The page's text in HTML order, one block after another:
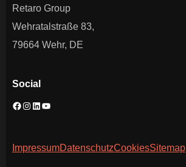
Retaro Group
Wehratalstraße 83,
79664 Wehr, DE
Social
ImpressumDatenschutzCookiesSitemap